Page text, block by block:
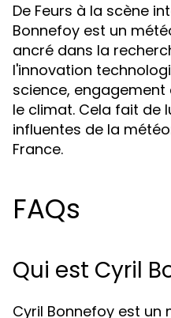
De Feurs à la scène
Bonnefoy est un
ancré dans la
l'innovation
science,
le climat. Cela fait de
influentes de la
France.
FAQs
Qui est Cyril
Cyril Bonnefoy est un